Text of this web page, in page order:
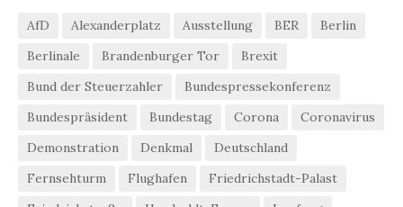
AfD Alexanderplatz Ausstellung BER
Berlin
Berlinale
Brandenburger Tor
Brexit
Bund der Steuerzahler
Bundespressekonferenz
Bundespräsident
Bundestag Corona
Coronavirus
Demonstration
Denkmal
Deutschland
Fernsehturm
Flughafen
Friedrichstadt-Palast